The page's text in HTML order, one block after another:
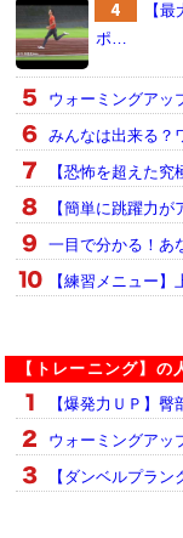
【
ポ…
ウォーミングア
みんなは出来る
【恐怖を超えた
【簡単に跳躍力
一目で分かる！あ
【練習メニュー
【トレーニング】
【爆発力ＵＰ】
ウォーミングア
【ダンベルプラ